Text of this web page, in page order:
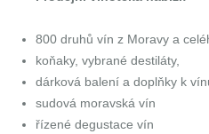
800 druhů vín z Moravy a
koňaky, vybrané destiláty,
dárková balení a doplňky k
sudová moravská vín
řízené degustace vín